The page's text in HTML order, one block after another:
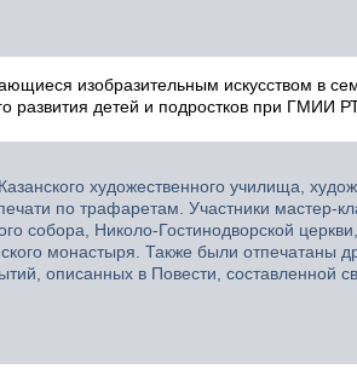
изобразительным искусством в
развития детей и подростков при ГМИИ
художественного училища,
по трафаретам. Участники мастер-
собора, Николо-Гостинодворской
монастыря. Также были отпечатаны
описанных в Повести, составленной